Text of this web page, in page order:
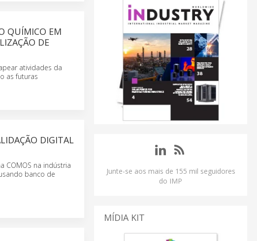
QUÍMICO EM
DE
atividades da
as futuras
DIGITAL
COMOS na indústria
banco de
Junte-se aos mais de 155 mil seguidores
do IMP
MÍDIA KIT